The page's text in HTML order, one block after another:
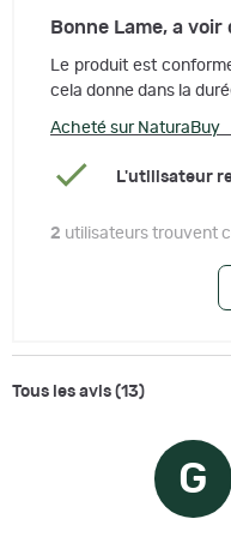
Bonne Lame, a
Le produit est
cela donne dans la
Acheté sur NaturaBuy
L'utilisateur
2 utilisateurs trouvent
Tous les avis (13)
G